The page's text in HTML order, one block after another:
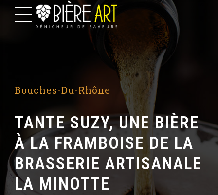
Bouches-Du-Rhône
TANTE SUZY, UNE BIÈRE
À LA FRAMBOISE DE LA
BRASSERIE ARTISANALE
LA MINOTTE